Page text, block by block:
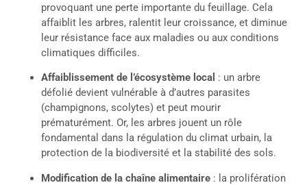
provoquant une perte importante du feuillage. Cela
affaiblit les arbres, ralentit leur croissance, et diminue
leur résistance face aux maladies ou aux conditions
climatiques difficiles.
Affaiblissement de l’écosystème local : un arbre
défolié devient vulnérable à d’autres parasites
(champignons, scolytes) et peut mourir
prématurément. Or, les arbres jouent un rôle
fondamental dans la régulation du climat urbain, la
protection de la biodiversité et la stabilité des sols.
Modification de la chaîne alimentaire : la prolifération